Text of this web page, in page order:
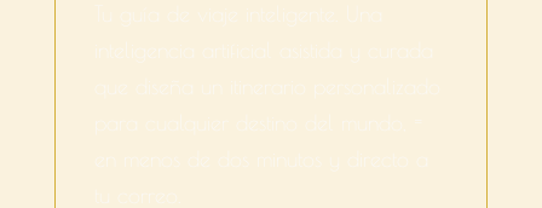
Tu guía de viaje inteligente. Una
inteligencia artificial asistida y curada
que diseña un itinerario personalizado
para cualquier destino del mundo, =
en menos de dos minutos y directo a